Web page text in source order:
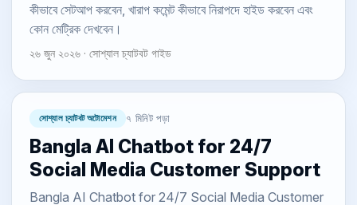
কীভাবে সেটআপ করবেন, খারাপ কমেন্ট কীভাবে নিরাপদে হাইড করবেন এবং
কোন মেট্রিক দেখবেন।
২৬ জুন ২০২৬ · সোশ্যাল চ্যাটবট গাইড
সোশ্যাল চ্যাটবট অটোমেশন ৭ মিনিট পড়া
Bangla AI Chatbot for 24/7
Social Media Customer Support
Bangla AI Chatbot for 24/7 Social Media Customer